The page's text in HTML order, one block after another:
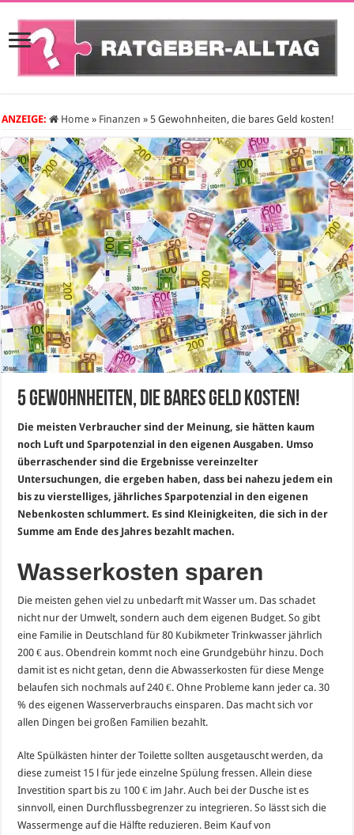
ANZEIGE: Home » Finanzen » 5 Gewohnheiten, die bares Geld kosten!
5 Gewohnheiten, die bares Geld kosten!
Die meisten Verbraucher sind der Meinung, sie hätten kaum
noch Luft und Sparpotenzial in den eigenen Ausgaben. Umso
überraschender sind die Ergebnisse vereinzelter
Untersuchungen, die ergeben haben, dass bei nahezu jedem ein
bis zu vierstelliges, jährliches Sparpotenzial in den eigenen
Nebenkosten schlummert. Es sind Kleinigkeiten, die sich in der
Summe am Ende des Jahres bezahlt machen.
Wasserkosten sparen
Die meisten gehen viel zu unbedarft mit Wasser um. Das schadet
nicht nur der Umwelt, sondern auch dem eigenen Budget. So gibt
eine Familie in Deutschland für 80 Kubikmeter Trinkwasser jährlich
200 € aus. Obendrein kommt noch eine Grundgebühr hinzu. Doch
damit ist es nicht getan, denn die Abwasserkosten für diese Menge
belaufen sich nochmals auf 240 €. Ohne Probleme kann jeder ca. 30
% des eigenen Wasserverbrauchs einsparen. Das macht sich vor
allen Dingen bei großen Familien bezahlt.
Alte Spülkästen hinter der Toilette sollten ausgetauscht werden, da
diese zumeist 15 l für jede einzelne Spülung fressen. Allein diese
Investition spart bis zu 100 € im Jahr. Auch bei der Dusche ist es
sinnvoll, einen Durchflussbegrenzer zu integrieren. So lässt sich die
Wassermenge auf die Hälfte reduzieren. Beim Kauf von